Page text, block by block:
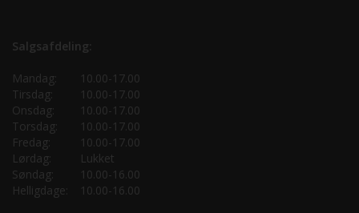
Salgsafdeling:
Mandag:
10.00-17.00
Tirsdag:
10.00-17.00
Onsdag:
10.00-17.00
Torsdag:
10.00-17.00
Fredag:
10.00-17.00
Lørdag:
Lukket
Søndag:
10.00-16.00
Helligdage:
10.00-16.00